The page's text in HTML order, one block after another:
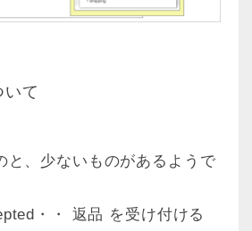
いて
と、少ないものがあるようで
・・ 返品 を受け付ける